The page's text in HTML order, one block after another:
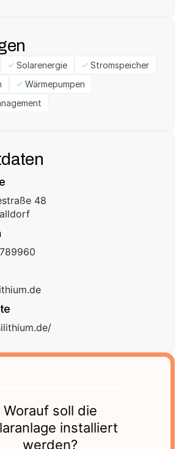
Solarenergie
Stromspeicher
Wärmepumpen
48
Worauf soll die
installiert
werden?